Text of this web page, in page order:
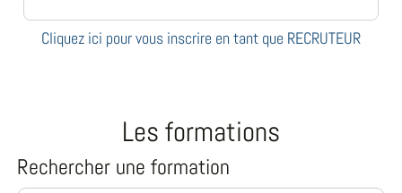
Cliquez ici pour vous inscrire en tant que RECRUTEUR
Les formations
Rechercher une formation